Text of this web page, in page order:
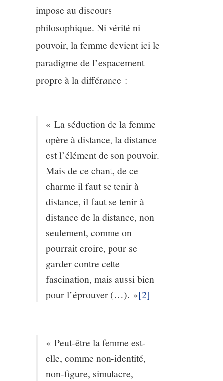
impose au discours
philosophique. Ni vérité ni
pouvoir, la femme devient ici le
paradigme de l’espacement
propre à la différance :
« La séduction de la femme
opère à distance, la distance
est l’élément de son pouvoir.
Mais de ce chant, de ce
charme il faut se tenir à
distance, il faut se tenir à
distance de la distance, non
seulement, comme on
pourrait croire, pour se
garder contre cette
fascination, mais aussi bien
pour l’éprouver (…). »[2]
« Peut-être la femme est-
elle, comme non-identité,
non-figure, simulacre,